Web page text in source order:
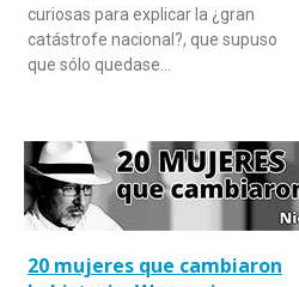
curiosas para explicar la ¿gran
catástrofe nacional?, que supuso
que sólo quedase…
20 mujeres que cambiaron